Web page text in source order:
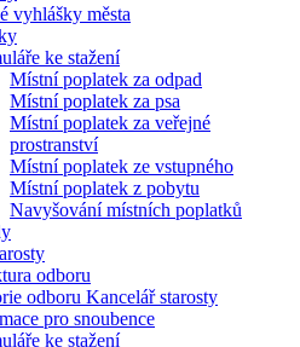
vyhlášky města
ke stažení
Místní poplatek za odpad
Místní poplatek za psa
Místní poplatek za veřejné
prostranství
Místní poplatek ze vstupného
Místní poplatek z pobytu
Navyšování místních poplatků
odboru
odboru Kancelář starosty
pro snoubence
ke stažení